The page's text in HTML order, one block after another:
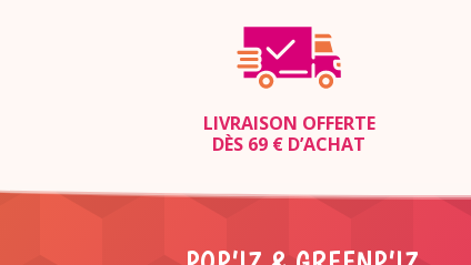
LIVRAISON OFFERTE
DÈS 69 € D’ACHAT